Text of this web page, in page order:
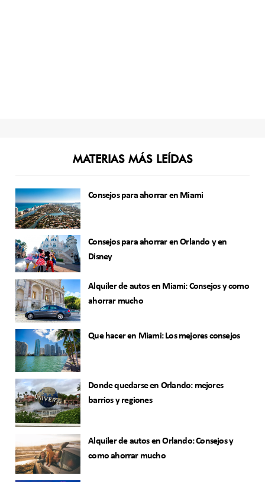
MATERIAS MÁS LEÍDAS
Consejos para ahorrar en Miami
Consejos para ahorrar en Orlando y en
Disney
Alquiler de autos en Miami: Consejos y como
ahorrar mucho
Que hacer en Miami: Los mejores consejos
Donde quedarse en Orlando: mejores
barrios y regiones
Alquiler de autos en Orlando: Consejos y
como ahorrar mucho